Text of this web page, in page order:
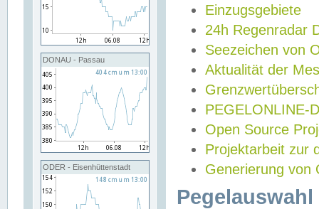
DONAU - Passau
ODER - Eisenhüttenstadt
Einzugsgebiete
24h Regenradar
Seezeichen von
Aktualität der
PEGELONLINE-
Open Source
Projektarbeit zur
Generierung von